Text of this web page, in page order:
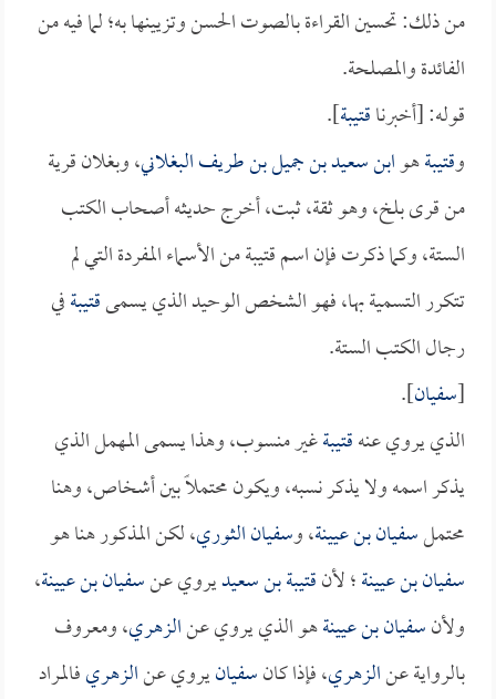
من ذلك: تحسين القراءة بالصوت الحسن وتزيينها به؛ لما فيه من
الفائدة والمصلحة.
قوله: [أخبرناقتيبة].
وقتيبةهوابن سعيد بن جميل بن طريف البغلاني، وبغلان قرية
من قرى بلخ، وهو ثقة، ثبت، أخرج حديثه أصحاب الكتب
الستة، وكما ذكرت فإن اسم قتيبة من الأسماء المفردة التي لم
تتكرر التسمية بها، فهو الشخص الوحيد الذي يسمىقتيبةفي
رجال الكتب الستة.
[سفيان].
الذي يروي عنهقتيبةغير منسوب، وهذا يسمى المهمل الذي
يذكر اسمه ولا يذكر نسبه، ويكون محتملاً بين أشخاص، وهنا
محتملسفيان بن عيينة، وسفيان الثوري، لكن المذكور هنا هو
سفيان بن عيينة؛ لأنقتيبة بن سعيديروي عنسفيان بن عيينة،
ولأنسفيان بن عيينةهو الذي يروي عنالزهري، ومعروف
بالرواية عنالزهري، فإذا كانسفيانيروي عنالزهريفالمراد